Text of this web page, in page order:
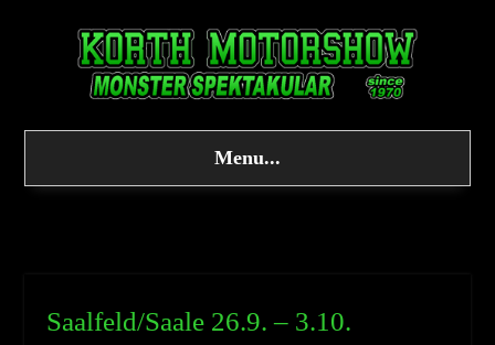
Menu...
Saalfeld/Saale 26.9. – 3.10.